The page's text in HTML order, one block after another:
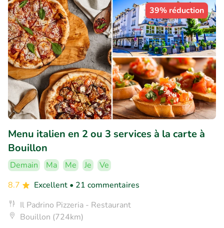
39% réduction
Menu italien en 2 ou 3 services à la carte à
Bouillon
Demain Ma Me Je
Ve
8.7
Excellent • 21 commentaires
Il Padrino Pizzeria - Restaurant
Bouillon (724km)